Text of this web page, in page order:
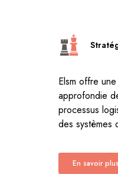
Elsm offre
approfondie
processus
des systèmes
En savoir plus